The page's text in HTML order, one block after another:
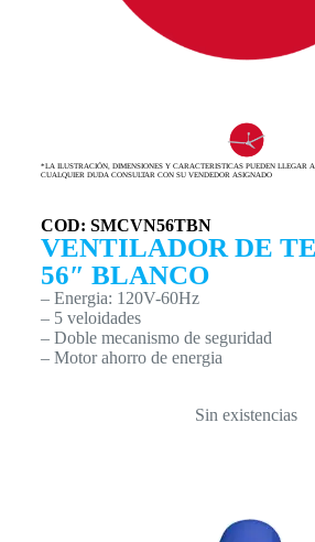
*LA ILUSTRACIÓN, DIMENSIONES Y CARACTERISTICAS PUEDEN LLEGAR
CUALQUIER DUDA CONSULTAR CON SU VENDEDOR ASIGNADO
COD: SMCVN56TBN
VENTILADOR DE
56″ BLANCO
– Energia: 120V-60Hz
– 5 veloidades
– Doble mecanismo de seguridad
– Motor ahorro de energia
Sin existencias